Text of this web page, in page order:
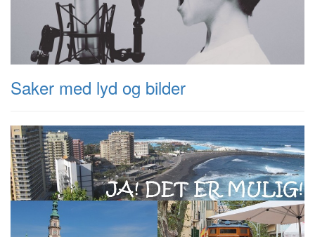
Saker med lyd og bilder